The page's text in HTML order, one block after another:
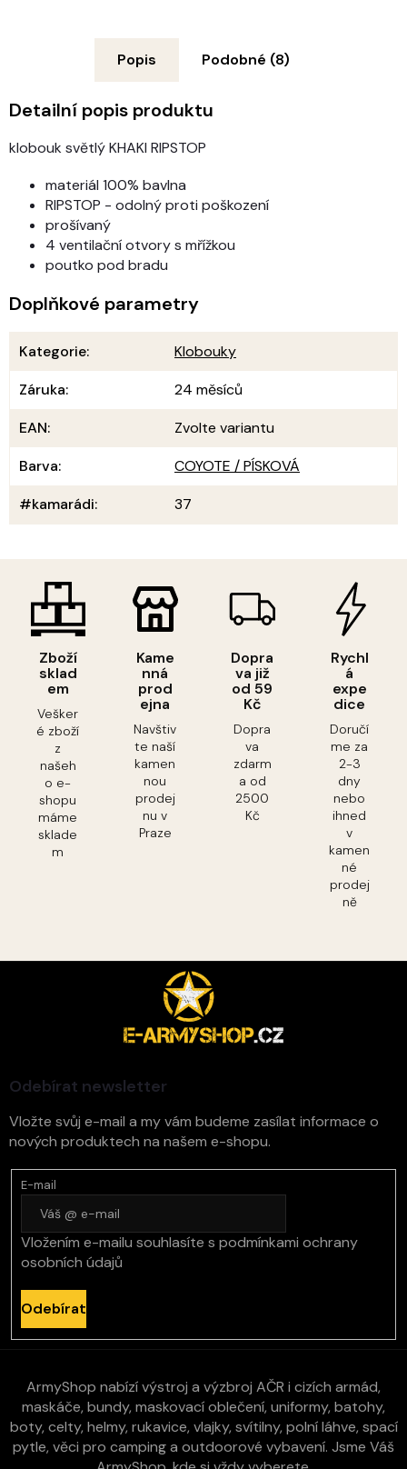
Zboží
sklad
em
Vešker
é zboží
z
našeh
o e-
shopu
máme
sklade
m
Kame
nná
prod
ejna
Navštiv
te naší
kamen
nou
prodej
nu v
Praze
Dopra
va již
od 59
Kč
Dopra
va
zdarm
a od
2500
Kč
Rychl
á
expe
dice
Doručí
me za
2-3
dny
nebo
ihned
v
kamen
né
prodej
ně
Popis Podobné (8)
Detailní popis produktu
klobouk světlý KHAKI RIPSTOP
materiál 100% bavlna
RIPSTOP - odolný proti poškození
prošívaný
4 ventilační otvory s mřížkou
poutko pod bradu
Doplňkové parametry
Kategorie:
Klobouky
Záruka:
24 měsíců
EAN:
Zvolte variantu
Barva:
COYOTE / PÍSKOVÁ
#kamarádi: 37
Odebírat newsletter
Vložte svůj e-mail a my vám budeme zasílat informace o
nových produktech na našem e-shopu.
E-mail
Vložením e-mailu souhlasíte s podmínkami ochrany
osobních údajů
Odebírat
ArmyShop nabízí výstroj a výzbroj AČR i cizích armád,
maskáče, bundy, maskovací oblečení, uniformy, batohy,
boty, celty, helmy, rukavice, vlajky, svítilny, polní láhve, spací
pytle, věci pro camping a outdoorové vybavení. Jsme Váš